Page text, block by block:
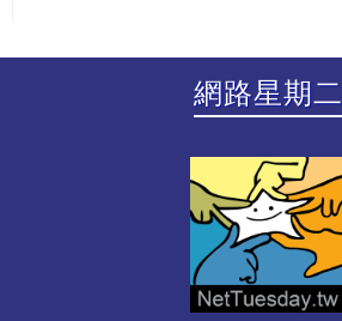
網路星期二